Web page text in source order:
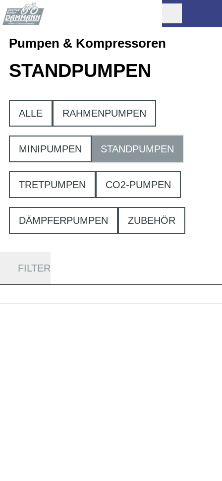
Pumpen & Kompressoren
STANDPUMPEN
ALLE RAHMENPUMPEN
MINIPUMPEN STANDPUMPEN
TRETPUMPEN CO2-PUMPEN
DÄMPFERPUMPEN ZUBEHÖR
FILTER